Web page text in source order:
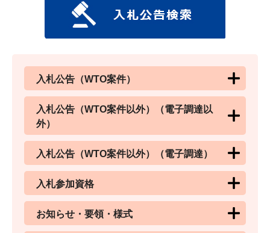
入札公告（WTO案件）
入札公告（WTO案件以外）（電子調達以
外）
入札公告（WTO案件以外）（電子調達）
入札参加資格
お知らせ・要領・様式